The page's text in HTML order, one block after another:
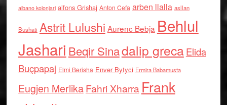
albano kolonjari alfons Grishaj Anton Cefa arben llalla asllan
Bushati Astrit Lulushi Aurenc Bebja Behlul
Jashari Beqir Sinadalip grecaElida
Buçpapaj Elmi Berisha Enver Bytyci Ermira Babamusta
Eugjen MerlikaFahri Xharra Frank